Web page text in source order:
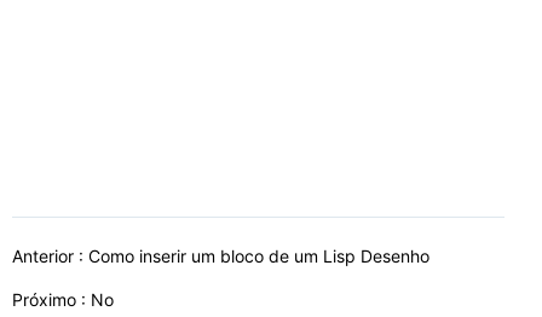
Anterior : Como inserir um bloco de um Lisp Desenho
Próximo : No